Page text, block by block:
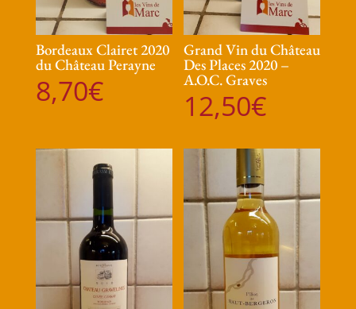
Bordeaux Clairet 2020
du Château Perayne
8,70€
Grand Vin du Château
Des Places 2020 –
A.O.C. Graves
12,50€